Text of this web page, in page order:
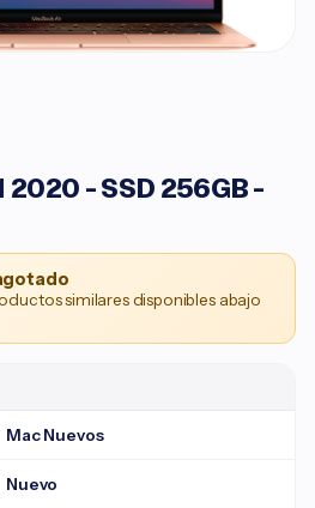
- SSD 256GB -
similares disponibles abajo
Mac Nuevos
Nuevo